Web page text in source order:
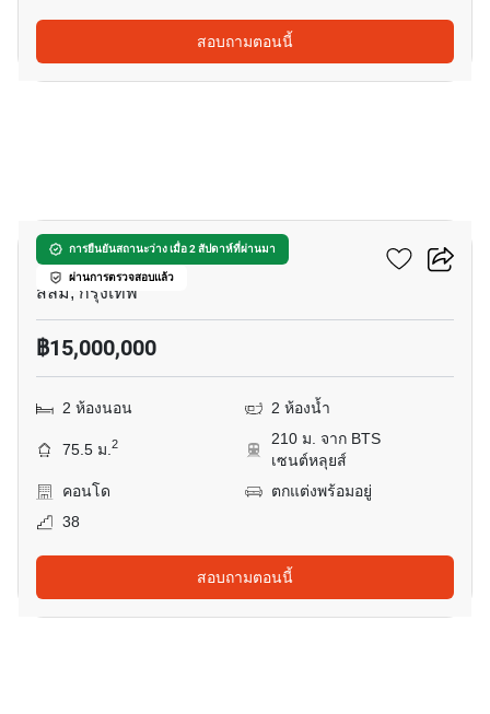
สอบถามตอนนี้
การยืนยันสถานะว่าง เมื่อ 2 สัปดาห์ที่ผ่านมา
ผ่านการตรวจสอบแล้ว
ดิ แอดเดรส สาทร
สีลม, กรุงเทพ
฿15,000,000
2 ห้องนอน 2 ห้องน้ำ
75.5 ม.2
210 ม. จาก BTS
เซนต์หลุยส์
คอนโด
ตกแต่งพร้อมอยู่
38
สอบถามตอนนี้